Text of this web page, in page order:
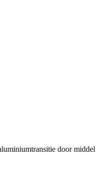
door middel